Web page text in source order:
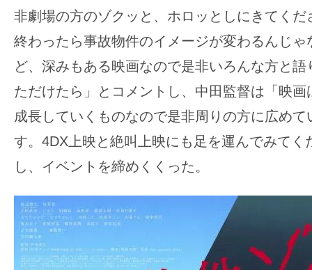
非劇場の方のゾクッと、ホロッとしにきてくだ
終わったら事故物件のイメージが変わるんじゃ
ど、深みもある映画なので是非いろんな方と
ただけたら」とコメントし、中田監督は「映
成長していくものなので是非周りの方に広め
す。4DX上映と絶叫上映にも足を運んでみてく
し、イベントを締めくくった。